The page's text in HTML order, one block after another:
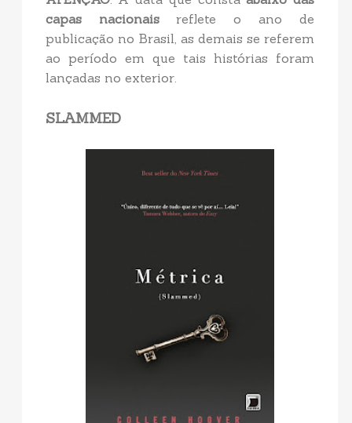
capas nacionaisreflete o ano de
publicação no Brasil, as demais se referem
ao período em que tais histórias foram
lançadas no exterior.
SLAMMED